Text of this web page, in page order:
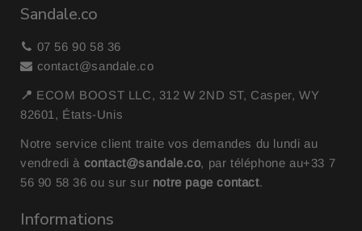
Sandale.co
07 56 90 58 36
contact@sandale.co
📍 ECOM BOOST LLC, 312 W 2ND ST, Casper, WY
82601, États-Unis
Notre service client traite vos demandes du lundi au
vendredi à contact@sandale.co, par téléphone au+33 7
56 90 58 36ou sur sur notre page contact.
Informations